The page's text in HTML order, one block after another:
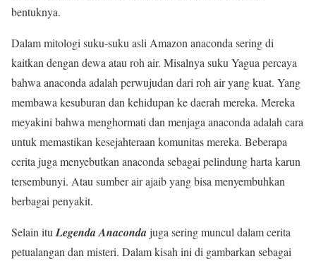
bentuknya.
Dalam mitologi suku-suku asli Amazon anaconda sering di
kaitkan dengan dewa atau roh air. Misalnya suku Yagua percaya
bahwa anaconda adalah perwujudan dari roh air yang kuat. Yang
membawa kesuburan dan kehidupan ke daerah mereka. Mereka
meyakini bahwa menghormati dan menjaga anaconda adalah cara
untuk memastikan kesejahteraan komunitas mereka. Beberapa
cerita juga menyebutkan anaconda sebagai pelindung harta karun
tersembunyi. Atau sumber air ajaib yang bisa menyembuhkan
berbagai penyakit.
Selain itu Legenda Anacondajuga sering muncul dalam cerita
petualangan dan misteri. Dalam kisah ini di gambarkan sebagai